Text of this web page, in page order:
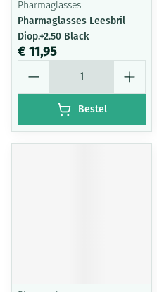
Pharmaglasses
Pharmaglasses Leesbril
Diop.+2.50 Black
€ 11,95
Bestel